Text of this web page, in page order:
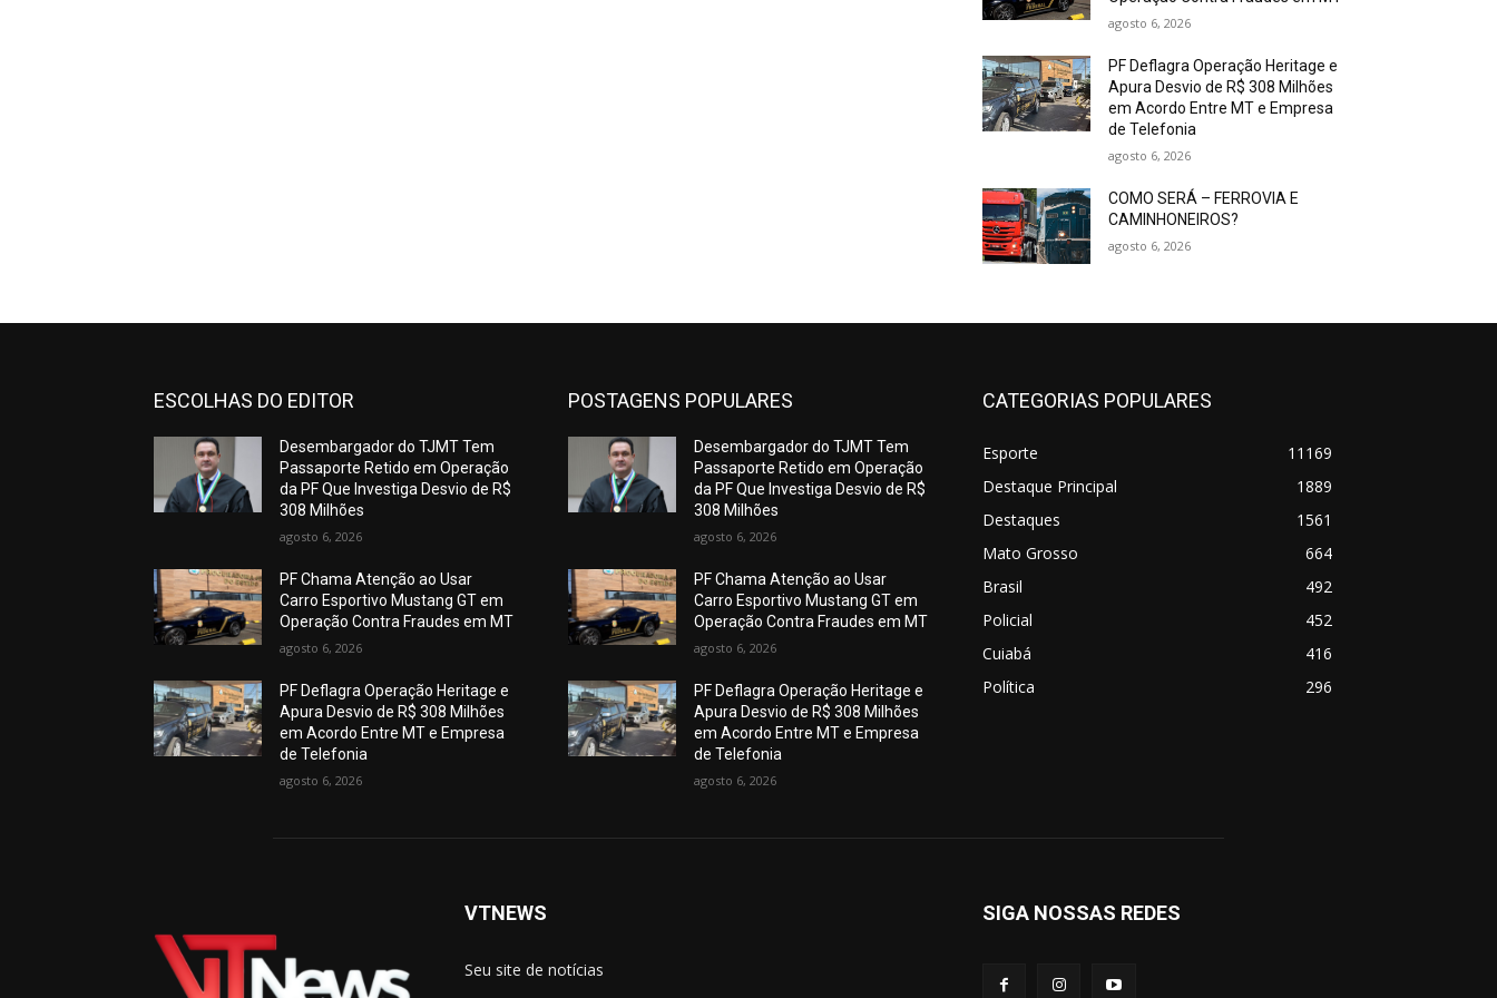
agosto 6, 2026
PF Deflagra Operação Heritage e
Apura Desvio de R$ 308 Milhões
em Acordo Entre MT e Empresa
de Telefonia
agosto 6, 2026
COMO SERÁ – FERROVIA E
CAMINHONEIROS?
agosto 6, 2026
ESCOLHAS DO EDITOR
Desembargador do TJMT Tem
Passaporte Retido em Operação
da PF Que Investiga Desvio de R$
308 Milhões
agosto 6, 2026
PF Chama Atenção ao Usar
Carro Esportivo Mustang GT em
Operação Contra Fraudes em MT
agosto 6, 2026
PF Deflagra Operação Heritage e
Apura Desvio de R$ 308 Milhões
em Acordo Entre MT e Empresa
de Telefonia
agosto 6, 2026
POSTAGENS POPULARES
Desembargador do TJMT Tem
Passaporte Retido em Operação
da PF Que Investiga Desvio de R$
308 Milhões
agosto 6, 2026
PF Chama Atenção ao Usar
Carro Esportivo Mustang GT em
Operação Contra Fraudes em MT
agosto 6, 2026
PF Deflagra Operação Heritage e
Apura Desvio de R$ 308 Milhões
em Acordo Entre MT e Empresa
de Telefonia
agosto 6, 2026
CATEGORIAS POPULARES
Esporte
11169
Destaque Principal
1889
Destaques
1561
Mato Grosso
664
Brasil
492
Policial
452
Cuiabá
416
Política
296
VTNEWS
Seu site de notícias
SIGA NOSSAS REDES